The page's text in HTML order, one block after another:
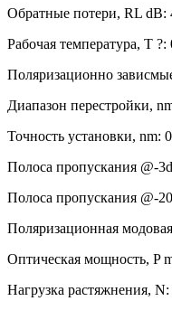
Обратные потери, RL dB:
Рабочая температура, T ?:
Поляризационно
Диапазон перестройки,
Точность установки, nm:
Полоса пропускания @-
Полоса пропускания @-
Поляризационная
Оптическая мощность, P
Нагрузка растяжнения, N: